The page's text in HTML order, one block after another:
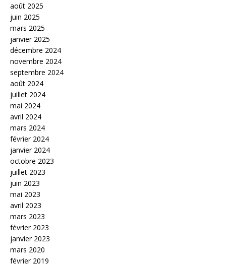
août 2025
juin 2025
mars 2025
janvier 2025
décembre 2024
novembre 2024
septembre 2024
août 2024
juillet 2024
mai 2024
avril 2024
mars 2024
février 2024
janvier 2024
octobre 2023
juillet 2023
juin 2023
mai 2023
avril 2023
mars 2023
février 2023
janvier 2023
mars 2020
février 2019